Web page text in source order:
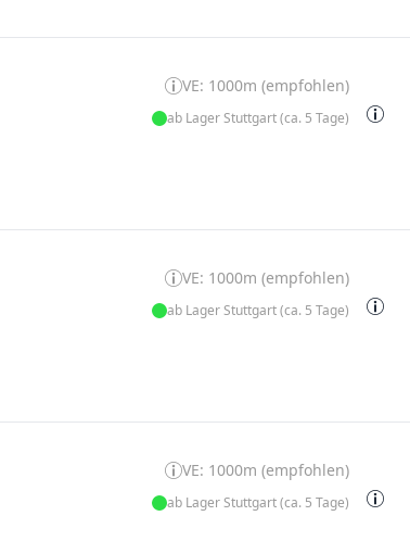
VE: 1000m (empfohlen)
ab Lager Stuttgart (ca. 5 Tage)
VE: 1000m (empfohlen)
ab Lager Stuttgart (ca. 5 Tage)
VE: 1000m (empfohlen)
ab Lager Stuttgart (ca. 5 Tage)